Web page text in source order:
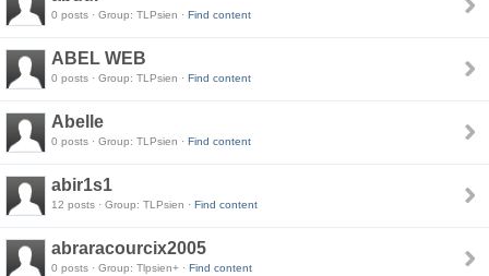
0 posts · Group: TLPsien · Find content
ABEL WEB
0 posts · Group: TLPsien · Find content
Abelle
0 posts · Group: TLPsien · Find content
abir1s1
12 posts · Group: TLPsien · Find content
abraracourcix2005
0 posts · Group: Tlpsien+ · Find content